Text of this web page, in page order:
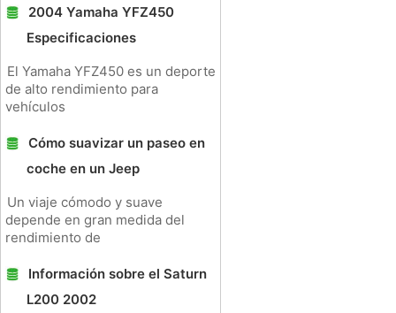
2004 Yamaha YFZ450
Especificaciones
El Yamaha YFZ450 es un deporte
de alto rendimiento para
vehículos
Cómo suavizar un paseo en
coche en un Jeep
Un viaje cómodo y suave
depende en gran medida del
rendimiento de
Información sobre el Saturn
L200 2002